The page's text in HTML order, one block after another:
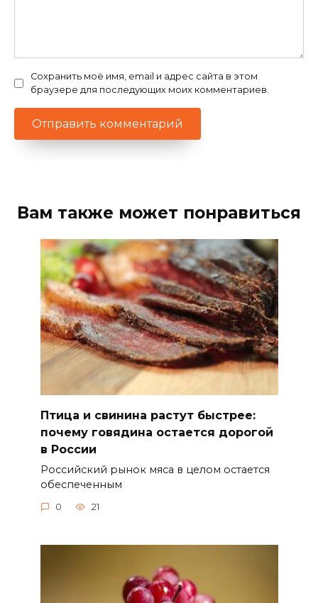
Сохранить моё имя, email и адрес сайта в этом
браузере для последующих моих комментариев.
Вам также может понравиться
Птица и свинина растут быстрее:
почему говядина остается дорогой
в России
Российский рынок мяса в целом остается
обеспеченным
0 21